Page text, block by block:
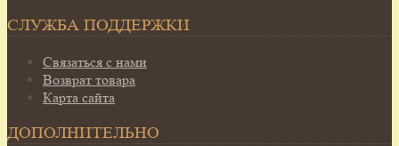
СЛУЖБА ПОДДЕРЖКИ
Связаться с нами
Возврат товара
Карта сайта
ДОПОЛНИТЕЛЬНО